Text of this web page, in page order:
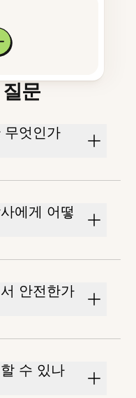
문
무엇인가
에게 어떻
안전한가
수 있나